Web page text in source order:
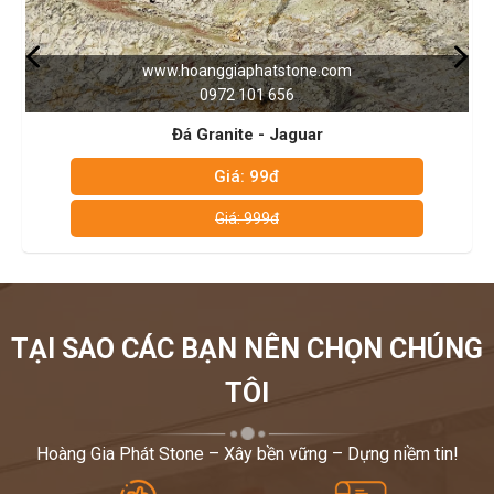
ĐƯỢC PHỤC VỤ QUÝ KHÁCH – HOTLINE: 0972101656 -
0946916986
0972 101 656
TẠI SAO CÁC BẠN NÊN CHỌN CHÚNG
TÔI
Hoàng Gia Phát Stone – Xây bền vững – Dựng niềm tin!